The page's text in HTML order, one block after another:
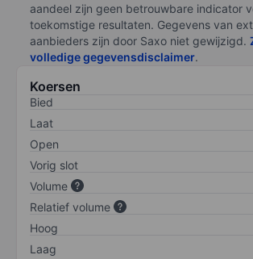
aandeel zijn geen betrouwbare indicator
toekomstige resultaten. Gegevens van
aanbieders zijn door Saxo niet gewijzigd.
volledige gegevensdisclaimer.
Koersen
Bied
Laat
Open
Vorig slot
Volume
Relatief volume
Hoog
Laag